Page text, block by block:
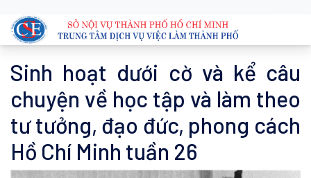
Sinh hoạt dưới cờ và kể câu
chuyện về học tập và làm theo
tư tưởng, đạo đức, phong cách
Hồ Chí Minh tuần 26